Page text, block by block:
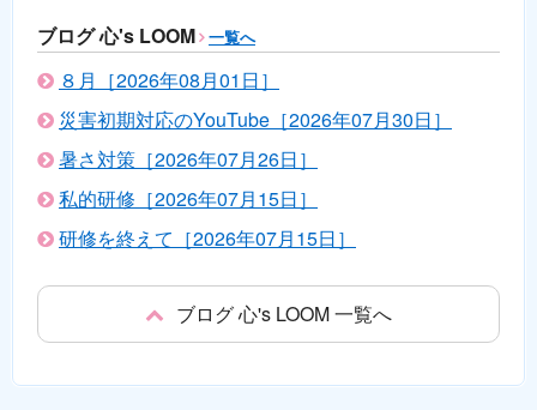
ブログ 心's LOOM 一覧へ
８月［2026年08月01日］
災害初期対応のYouTube［2026年07月30日］
暑さ対策［2026年07月26日］
私的研修［2026年07月15日］
研修を終えて［2026年07月15日］
ブログ 心's LOOM 一覧へ